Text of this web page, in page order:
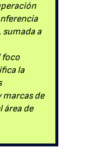
sumada a
foco
la
marcas de
área de